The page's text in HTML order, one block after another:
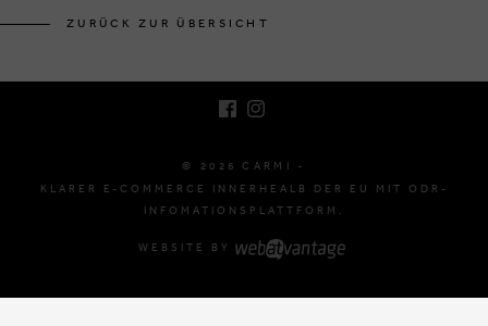
ZURÜCK ZUR ÜBERSICHT
© 2026 CARMI -
KLARER E-COMMERCE INNERHEALB DER EU MIT ODR-
INFOMATIONSPLATTFORM.
WEBSITE BY